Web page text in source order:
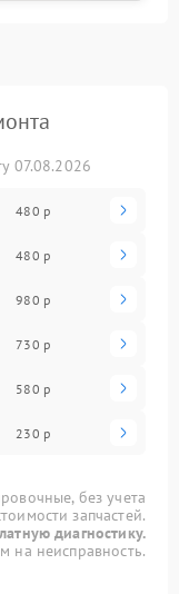
07.08.2026
480 р
480 р
980 р
730 р
580 р
230 р
без учета
запчастей.
диагностику.
на неисправность.